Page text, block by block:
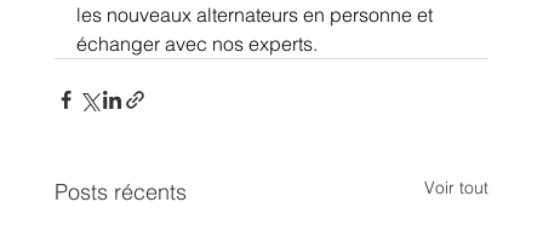
les nouveaux alternateurs en personne et
échanger avec nos experts.
Posts récents Voir tout